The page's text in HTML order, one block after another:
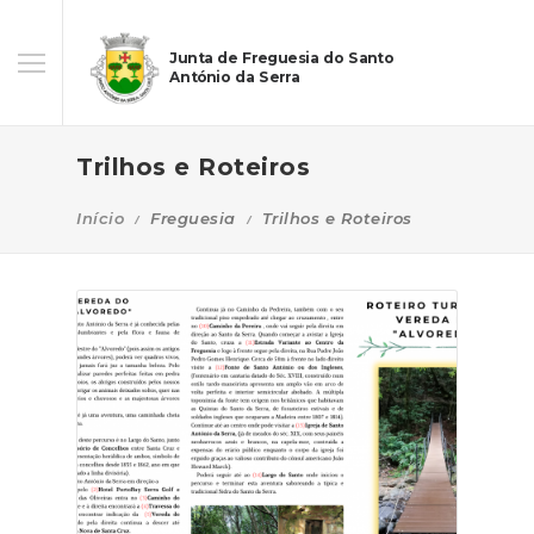
Junta de Freguesia do Santo
António da Serra
Trilhos e Roteiros
Início Freguesia Trilhos e Roteiros